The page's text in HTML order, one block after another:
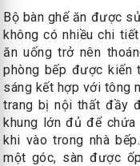
Bộ bàn ghế ăn được
không có nhiều chi
ăn uống trở nên
phòng bếp được kiến
sáng kết hợp với tông
trang bị nội thất đầy
khung lớn đủ để
khi vào trong nhà
một góc, sàn được